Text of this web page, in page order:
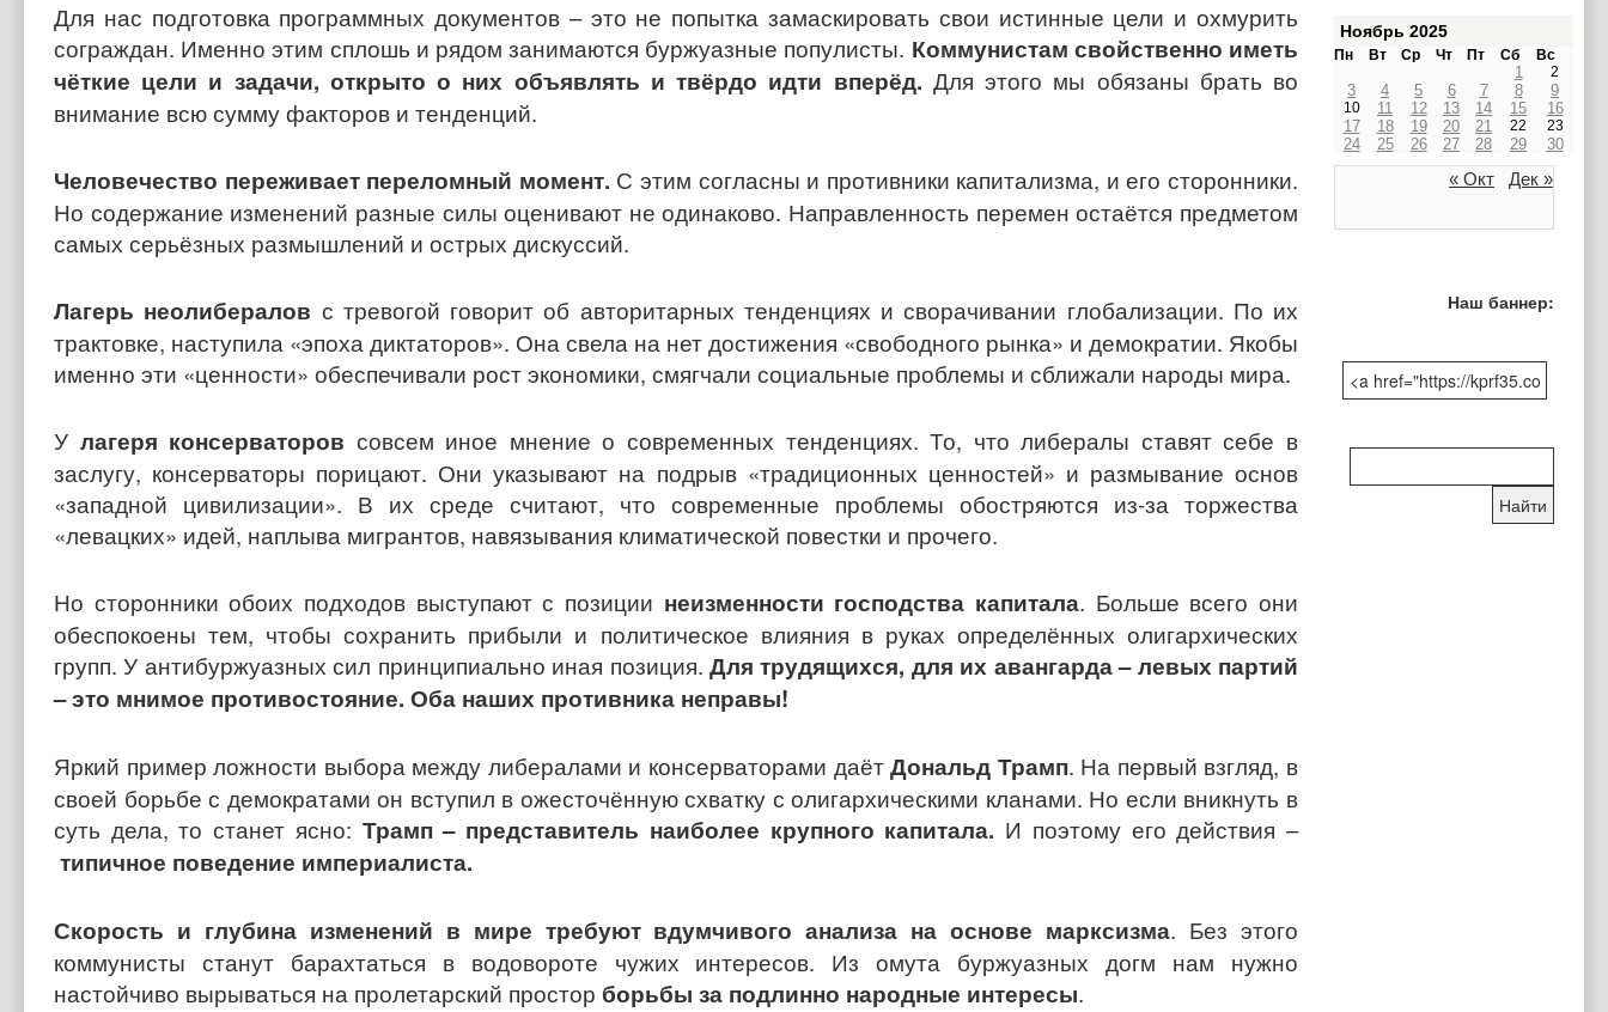
Для нас подготовка программных документов – это не попытка замаскировать свои истинные цели и охмурить
сограждан. Именно этим сплошь и рядом занимаются буржуазные популисты. Коммунистам свойственно иметь
чёткие цели и задачи, открыто о них объявлять и твёрдо идти вперёд. Для этого мы обязаны брать во
внимание всю сумму факторов и тенденций.
Человечество переживает переломный момент. С этим согласны и противники капитализма, и его сторонники.
Но содержание изменений разные силы оценивают не одинаково. Направленность перемен остаётся предметом
самых серьёзных размышлений и острых дискуссий.
Лагерь неолибералов с тревогой говорит об авторитарных тенденциях и сворачивании глобализации. По их
трактовке, наступила «эпоха диктаторов». Она свела на нет достижения «свободного рынка» и демократии. Якобы
именно эти «ценности» обеспечивали рост экономики, смягчали социальные проблемы и сближали народы мира.
У лагеря консерваторов совсем иное мнение о современных тенденциях. То, что либералы ставят себе в
заслугу, консерваторы порицают. Они указывают на подрыв «традиционных ценностей» и размывание основ
«западной цивилизации». В их среде считают, что современные проблемы обостряются из-за торжества
«левацких» идей, наплыва мигрантов, навязывания климатической повестки и прочего.
Но сторонники обоих подходов выступают с позиции неизменности господства капитала. Больше всего они
обеспокоены тем, чтобы сохранить прибыли и политическое влияния в руках определённых олигархических
групп. У антибуржуазных сил принципиально иная позиция. Для трудящихся, для их авангарда – левых партий
– это мнимое противостояние. Оба наших противника неправы!
Яркий пример ложности выбора между либералами и консерваторами даётДональд Трамп. На первый взгляд, в
своей борьбе с демократами он вступил в ожесточённую схватку с олигархическими кланами. Но если вникнуть в
суть дела, то станет ясно: Трамп – представитель наиболее крупного капитала. И поэтому его действия –
типичное поведение империалиста.
Скорость и глубина изменений в мире требуют вдумчивого анализа на основе марксизма. Без этого
коммунисты станут барахтаться в водовороте чужих интересов. Из омута буржуазных догм нам нужно
настойчиво вырываться на пролетарский простор борьбы за подлинно народные интересы.
Ноябрь 2025
Пн Вт Ср Чт Пт Сб Вс
1 2
3 4 5 6 7 8 9
10 11 12 13 14 15
16
17
18 19 20 21 22 23
24 25 26 27 28 29 30
« Окт Дек »
Наш баннер:
по